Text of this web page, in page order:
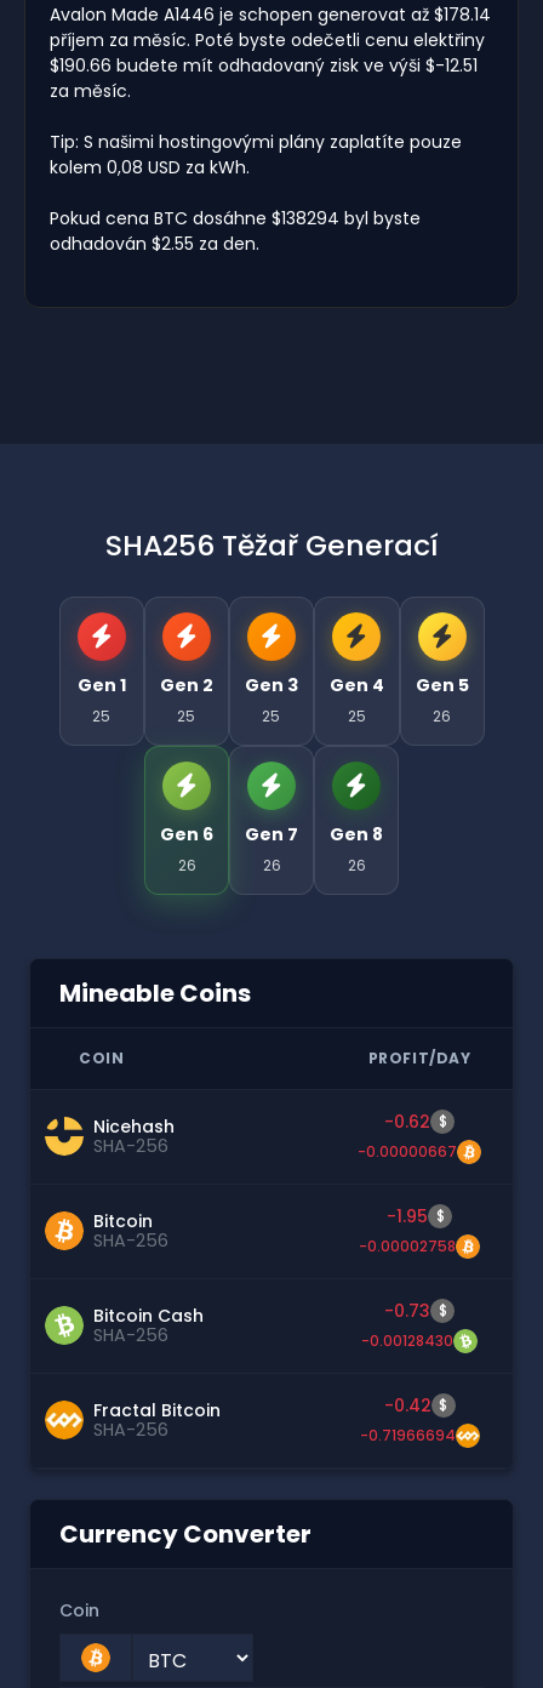
Avalon Made A1446 je schopen generovat až $178.14
příjem za měsíc. Poté byste odečetli cenu elektřiny
$190.66 budete mít odhadovaný zisk ve výši $-12.51
za měsíc.
Tip: S našimi hostingovými plány zaplatíte pouze
kolem 0,08 USD za kWh.
Pokud cena BTC dosáhne $138294 byl byste
odhadován $2.55 za den.
SHA256 Těžař Generací
Gen 1
25
Gen 2
25
Gen 3
25
Gen 4
25
Gen 5
26
Gen 6
26
Gen 7
26
Gen 8
26
Mineable Coins
COIN PROFIT/DAY
Nicehash
SHA-256
-0.62 $
-0.00000667
Bitcoin
SHA-256
-1.95 $
-0.00002758
Bitcoin Cash
SHA-256
-0.73 $
-0.00128430
Fractal Bitcoin
SHA-256
-0.42 $
-0.71966694
Currency Converter
Coin